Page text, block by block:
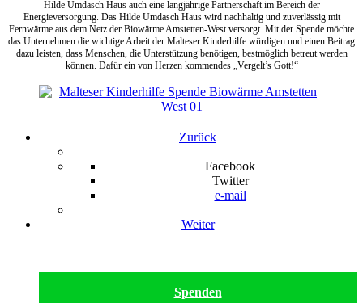
Hilde Umdasch Haus auch eine langjährige Partnerschaft im Bereich der
Energieversorgung. Das Hilde Umdasch Haus wird nachhaltig und zuverlässig mit
Fernwärme aus dem Netz der Biowärme Amstetten-West versorgt. Mit der Spende möchte
das Unternehmen die wichtige Arbeit der Malteser Kinderhilfe würdigen und einen Beitrag
dazu leisten, dass Menschen, die Unterstützung benötigen, bestmöglich betreut werden
können. Dafür ein von Herzen kommendes „Vergelt’s Gott!“
Zurück
Facebook
Twitter
e-mail
Weiter
Spenden